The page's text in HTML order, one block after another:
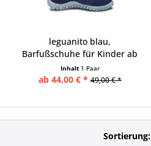
leguanito blau,
Barfußschuhe für Kinder ab
49...
Inhalt 1 Paar
ab 44,00 € * 49,00 € *
Sortierung: